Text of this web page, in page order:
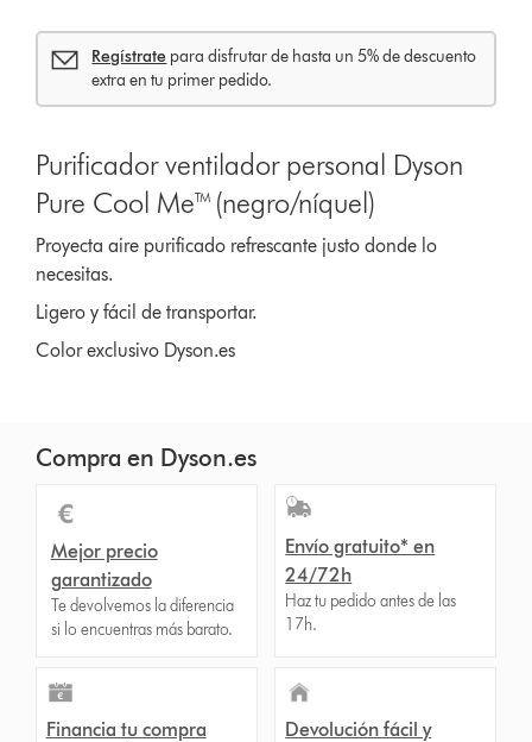
Regístrate para disfrutar de hasta un 5% de descuento
extra en tu primer pedido.
Purificador ventilador personal Dyson
Pure Cool Me™ (negro/níquel)
Proyecta aire purificado refrescante justo donde lo
necesitas.
Ligero y fácil de transportar.
Color exclusivo Dyson.es
Compra en Dyson.es
Mejor precio
garantizado
Te devolvemos la diferencia
si lo encuentras más barato.
Envío gratuito* en
24/72h
Haz tu pedido antes de las
17h.
Financia tu compra
Devolución fácil y